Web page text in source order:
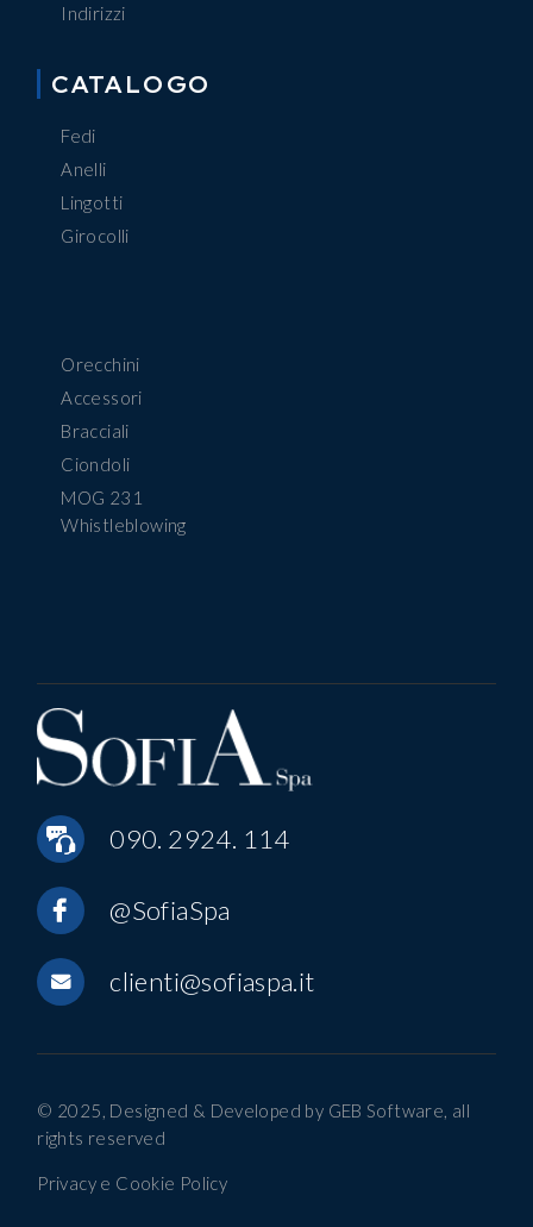
Indirizzi
CATALOGO
Fedi
Anelli
Lingotti
Girocolli
Orecchini
Accessori
Bracciali
Ciondoli
MOG 231
Whistleblowing
090. 2924. 114
@SofiaSpa
clienti@sofiaspa.it
© 2025, Designed & Developed by GEB Software, all
rights reserved
Privacy e Cookie Policy